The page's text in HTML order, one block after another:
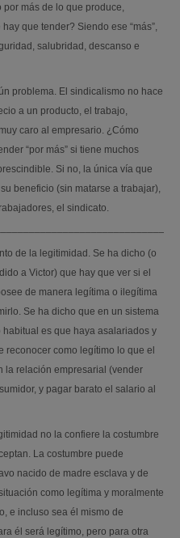
más de lo que produce,
que tender? Siendo ese “más”,
salubridad, descanso e
problema. El sindicalismo no hace
a un producto, el trabajo,
caro al empresario. ¿Cómo
“por más” si tiene muchos
Si no, la única vía que
beneficio (sin matarse a trabajar),
el sindicato.
de la legitimidad. Se ha dicho (o
a Victor) que hay que ver si el
de manera legítima o ilegítima
Se ha dicho que en un sistema
habitual es que haya asalariados y
reconocer como legítimo lo que el
la relación empresarial (vender
y pagar barato el salario al
no la confiere la costumbre
La costumbre puede
nacido de madre esclava y de
como legítima y moralmente
e incluso sea él mismo de
él será legítimo, pero para otra